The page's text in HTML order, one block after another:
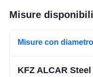
Misure disponibili
Misure con
KFZ ALCAR Steel